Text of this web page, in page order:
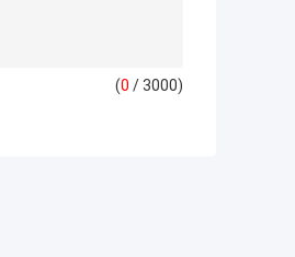
(0 / 3000)